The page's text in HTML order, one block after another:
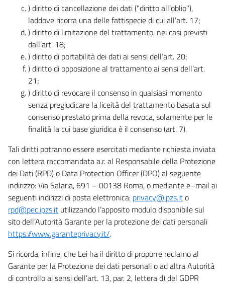
) diritto di cancellazione dei dati ("diritto all’oblio"),
laddove ricorra una delle fattispecie di cui all’art. 17;
) diritto di limitazione del trattamento, nei casi previsti
dall’art. 18;
) diritto di portabilità dei dati ai sensi dell’art. 20;
) diritto di opposizione al trattamento ai sensi dell’art.
21;
) diritto di revocare il consenso in qualsiasi momento
senza pregiudicare la liceità del trattamento basata sul
consenso prestato prima della revoca, solamente per le
finalità la cui base giuridica è il consenso (art. 7).
Tali diritti potranno essere esercitati mediante richiesta inviata
con lettera raccomandata a.r. al Responsabile della Protezione
dei Dati (RPD) o Data Protection Officer (DPO) al seguente
indirizzo: Via Salaria, 691 – 00138 Roma, o mediante e–mail ai
seguenti indirizzi di posta elettronica: privacy@ipzs.ito
rpd@pec.ipzs.it utilizzando l’apposito modulo disponibile sul
sito dell’Autorità Garante per la protezione dei dati personali
https://www.garanteprivacy.it/.
Si ricorda, infine, che Lei ha il diritto di proporre reclamo al
Garante per la Protezione dei dati personali o ad altra Autorità
di controllo ai sensi dell’art. 13, par. 2, lettera d) del GDPR